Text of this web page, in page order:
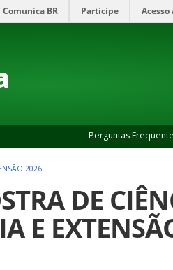
Comunica BR Participe
Perguntas
2026
DE
E